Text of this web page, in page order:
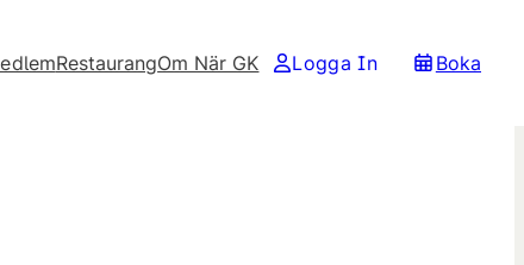
RestaurangOm När GK Logga In Boka